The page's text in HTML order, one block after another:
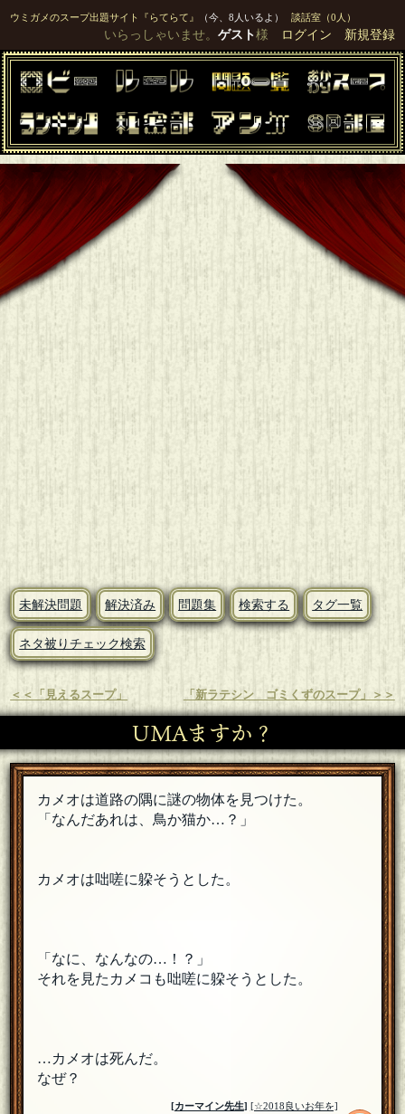
ウミガメのスープ出題サイト『らてらて』 （今、8人いるよ） 談話室（0人）
いらっしゃいませ。 ゲスト様 ログイン 新規登録
未解決問題 解決済み 問題集 検索する タグ一覧
ネタ被りチェック検索
＜＜「見えるスープ」 「新ラテシン ゴミくずのスープ」＞＞
UMAますか？
カメオは道路の隅に謎の物体を見つけた。
「なんだあれは、鳥か猫か…？」
カメオは咄嗟に躱そうとした。
「なに、なんなの…！？」
それを見たカメコも咄嗟に躱そうとした。
…カメオは死んだ。
なぜ？
[カーマイン先生] [☆2018良いお年を]